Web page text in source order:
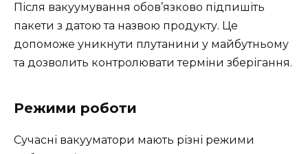
Після вакуумування обов’язково підпишіть
пакети з датою та назвою продукту. Це
допоможе уникнути плутанини у майбутньому
та дозволить контролювати терміни зберігання.
Режими роботи
Сучасні вакууматори мають різні режими